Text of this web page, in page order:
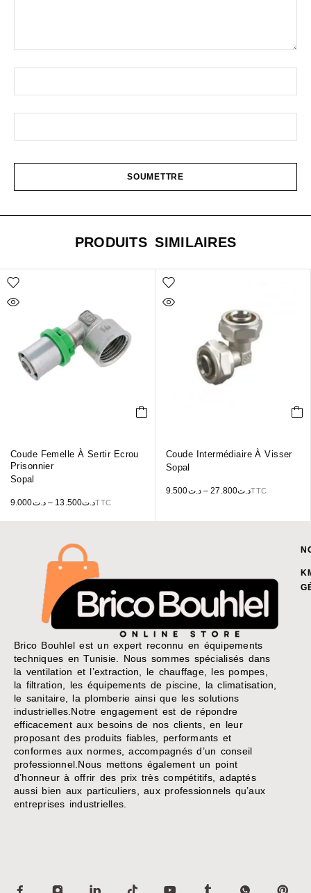
PRODUITS SIMILAIRES
Coude Femelle À Sertir Ecrou
Prisonnier
Sopal
د.ت9.000 – د.ت13.500 TTC
Coude Intermédiaire À Visser
Sopal
د.ت9.500 – د.ت27.800 TTC
Brico Bouhlel est un expert reconnu en équipements
techniques en Tunisie. Nous sommes spécialisés dans
la ventilation et l’extraction, le chauffage, les pompes,
la filtration, les équipements de piscine, la climatisation,
le sanitaire, la plomberie ainsi que les solutions
industrielles.Notre engagement est de répondre
efficacement aux besoins de nos clients, en leur
proposant des produits fiables, performants et
conformes aux normes, accompagnés d’un conseil
professionnel.Nous mettons également un point
d’honneur à offrir des prix très compétitifs, adaptés
aussi bien aux particuliers, aux professionnels qu’aux
entreprises industrielles.